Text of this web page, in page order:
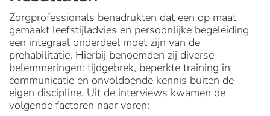
Zorgprofessionals benadrukten dat een op maat
gemaakt leefstijladvies en persoonlijke begeleiding
een integraal onderdeel moet zijn van de
prehabilitatie. Hierbij benoemden zij diverse
belemmeringen: tijdgebrek, beperkte training in
communicatie en onvoldoende kennis buiten de
eigen discipline. Uit de interviews kwamen de
volgende factoren naar voren: